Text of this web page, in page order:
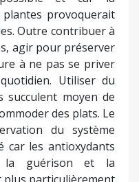
provoquerait
Outre contribuer à
agir pour préserver
à ne pas se priver
Utiliser du
moyen de
des plats. Le
du système
car les antioxydants
la guérison et la